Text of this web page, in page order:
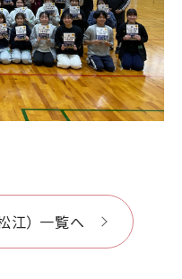
江） 一覧へ